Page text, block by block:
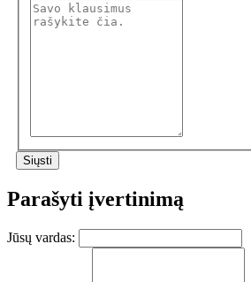
Parašyti įvertinimą
Jūsų vardas: